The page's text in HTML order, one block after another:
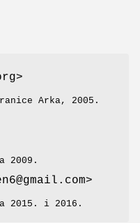
Arka, 2005.
2009.
2015. i 2016.